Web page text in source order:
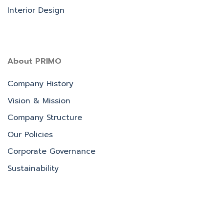
Interior Design
About PRIMO
Company History
Vision & Mission
Company Structure
Our Policies
Corporate Governance
Sustainability